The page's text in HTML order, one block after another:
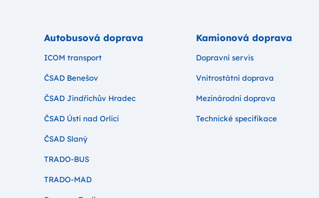
Autobusová doprava
ICOM transport
ČSAD Benešov
ČSAD Jindřichův Hradec
ČSAD Ústí nad Orlicí
ČSAD Slaný
TRADO-BUS
TRADO-MAD
Kamionová doprava
Dopravní servis
Vnitrostátní doprava
Mezinárodní doprava
Technické specifikace